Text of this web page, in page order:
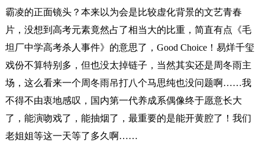
霸凌的正面镜头？本来以为会是比较虚化背景的文艺青春
片，没想到高考元素竟然占了相当大的比重，简直有点《毛
坦厂中学高考杀人事件》的意思了，Good Choice！易烊千玺
戏份不算特别多，但也没太掉链子，当然其实还是周冬雨主
场，这么看来一个周冬雨吊打八个马思纯也没问题啊……我
不得不由衷地感叹，国内第一代养成系偶像终于愿意长大
了，能演吻戏了，能抽烟了，最重要的是能开黄腔了！我们
老姐姐等这一天等了多久啊……